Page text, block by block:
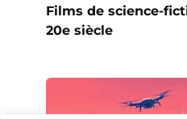
Films de science-
20e siècle